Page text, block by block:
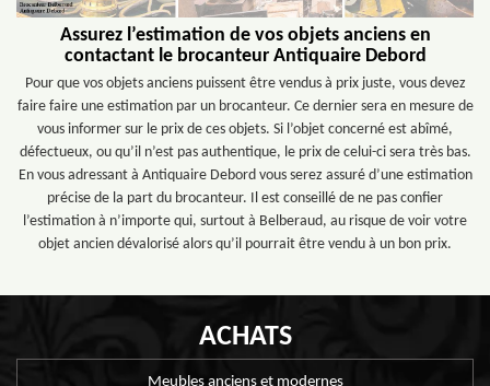
Assurez l’estimation de vos objets anciens en
contactant le brocanteur Antiquaire Debord
Pour que vos objets anciens puissent être vendus à prix juste, vous devez
faire faire une estimation par un brocanteur. Ce dernier sera en mesure de
vous informer sur le prix de ces objets. Si l’objet concerné est abîmé,
défectueux, ou qu’il n’est pas authentique, le prix de celui-ci sera très bas.
En vous adressant à Antiquaire Debord vous serez assuré d’une estimation
précise de la part du brocanteur. Il est conseillé de ne pas confier
l’estimation à n’importe qui, surtout à Belberaud, au risque de voir votre
objet ancien dévalorisé alors qu’il pourrait être vendu à un bon prix.
ACHATS
Meubles anciens et modernes